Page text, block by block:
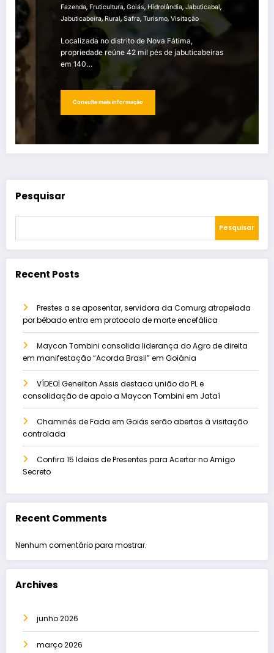
Fazenda, Fruticultura, Goiás, Hidrolândia, Jabuticabal,
Jabuticabeira,Rural,Safra, Turismo, Visitação
Localizada no distrito de Nova Fátima,
propriedade reúne 42 mil pés de jabuticabeiras
em 140…
Consulte mais informação
Pesquisar
Pesquisar
Recent Posts
Prestes a se aposentar, servidora da Comurg atropelada
por bêbado entra em protocolo de morte encefálica
Maycon Tombini consolida liderança do Agro de direita
em manifestação “Acorda Brasil” em Goiânia
VÍDEO| Geneilton Assis destaca união do PL e
consolidação de apoio a Maycon Tombini em Jataí
Chaminés de Fada em Goiás serão abertas à visitação
controlada
Confira 15 Ideias de Presentes para Acertar no Amigo
Secreto
Recent Comments
Nenhum comentário para mostrar.
Archives
junho 2026
março 2026